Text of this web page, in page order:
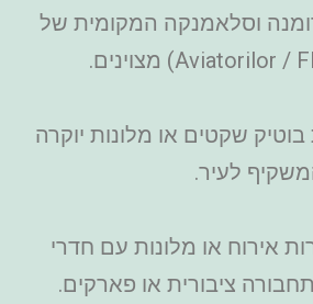
רומנה וסלאמנקה המקומית של
בוטיק שקטים או מלונות יוקרה
לעיר.
אירוח או מלונות עם חדרי
ציבורית או פארקים.